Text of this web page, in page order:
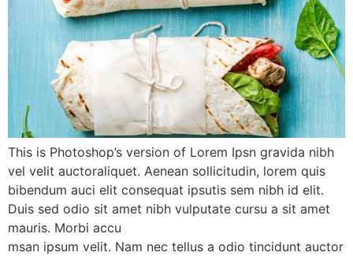
This is Photoshop’s version of Lorem Ipsn gravida nibh
vel velit auctoraliquet. Aenean sollicitudin, lorem quis
bibendum auci elit consequat ipsutis sem nibh id elit.
Duis sed odio sit amet nibh vulputate cursu a sit amet
mauris. Morbi accu
msan ipsum velit. Nam nec tellus a odio tincidunt auctor